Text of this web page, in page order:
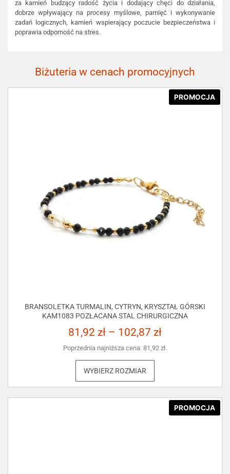
za kamień budzący radość życia i dodający chęci do działania,
dobrze wpływający na procesy myślowe, pamięć i wykonywanie
zadań logicznych, kamień wspierający poczucie bezpieczeństwa i
poprawia odporność na stres.
Biżuteria w cenach promocyjnych
PROMOCJA
BRANSOLETKA TURMALIN, CYTRYN, KRYSZTAŁ GÓRSKI
KAM1083 POZŁACANA STAL CHIRURGICZNA
81,92 zł – 102,87 zł
Poprzednia najniższa cena: 81,92 zł.
WYBIERZ ROZMIAR
PROMOCJA